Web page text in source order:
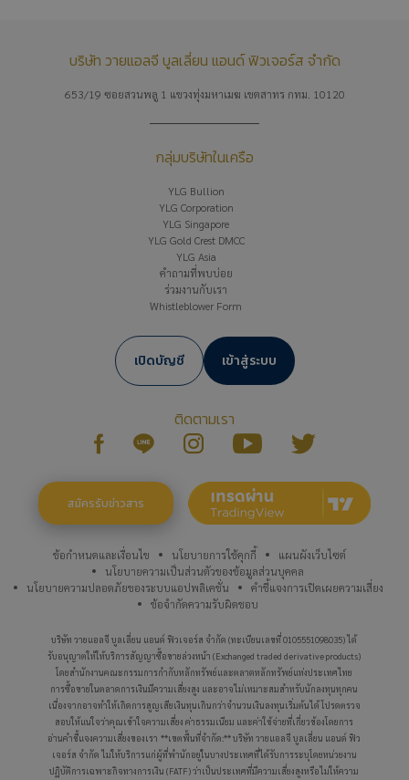
ทองคำแท่งรายใหญ่
บริษัท วายแอลจี บูลเลี่ยน แอนด์ ฟิวเจอร์ส จำกัด
653/19 ซอยสวนพลู 1 แขวงทุ่งมหาเมฆ เขตสาทร กทม. 10120
กลุ่มบริษัทในเครือ
YLG Bullion
YLG Corporation
YLG Singapore
YLG Gold Crest DMCC
YLG Asia
คำถามที่พบบ่อย
ร่วมงานกับเรา
Whistleblower Form
เปิดบัญชี เข้าสู่ระบบ
ติดตามเรา
สมัครรับข่าวสาร
ข้อกำหนดและเงื่อนไข นโยบายการใช้คุกกี้
แผนผังเว็บไซต์
นโยบายความเป็นส่วนตัวของข้อมูลส่วนบุคคล
นโยบายความปลอดภัยของระบบแอปพลิเคชั่น
คำชี้แจงการเปิดเผยความเสี่ยง
ข้อจำกัดความรับผิดชอบ
บริษัท วายแอลจี บูลเลี่ยน แอนด์ ฟิวเจอร์ส จำกัด (ทะเบียนเลขที่ 0105551098035) ได้
รับอนุญาตให้ให้บริการสัญญาซื้อขายล่วงหน้า (Exchanged traded derivative products)
โดยสำนักงานคณะกรรมการกำกับหลักทรัพย์และตลาดหลักทรัพย์แห่งประเทศไทย
การซื้อขายในตลาดการเงินมีความเสี่ยงสูง และอาจไม่เหมาะสมสำหรับนักลงทุนทุกคน
เนื่องจากอาจทำให้เกิดการสูญเสียเงินทุนเกินกว่าจำนวนเงินลงทุนเริ่มต้นได้ โปรดตรวจ
สอบให้แน่ใจว่าคุณเข้าใจความเสี่ยง ค่าธรรมเนียม และค่าใช้จ่ายที่เกี่ยวข้องโดยการ
อ่านคำชี้แจงความเสี่ยงของเรา **เขตพื้นที่จำกัด:** บริษัท วายแอลจี บูลเลี่ยน แอนด์ ฟิว
เจอร์ส จำกัด ไม่ให้บริการแก่ผู้ที่พำนักอยู่ในบางประเทศที่ได้รับการระบุโดยหน่วยงาน
ปฏิบัติการเฉพาะกิจทางการเงิน (FATF) ว่าเป็นประเทศที่มีความเสี่ยงสูงหรือไม่ให้ความ